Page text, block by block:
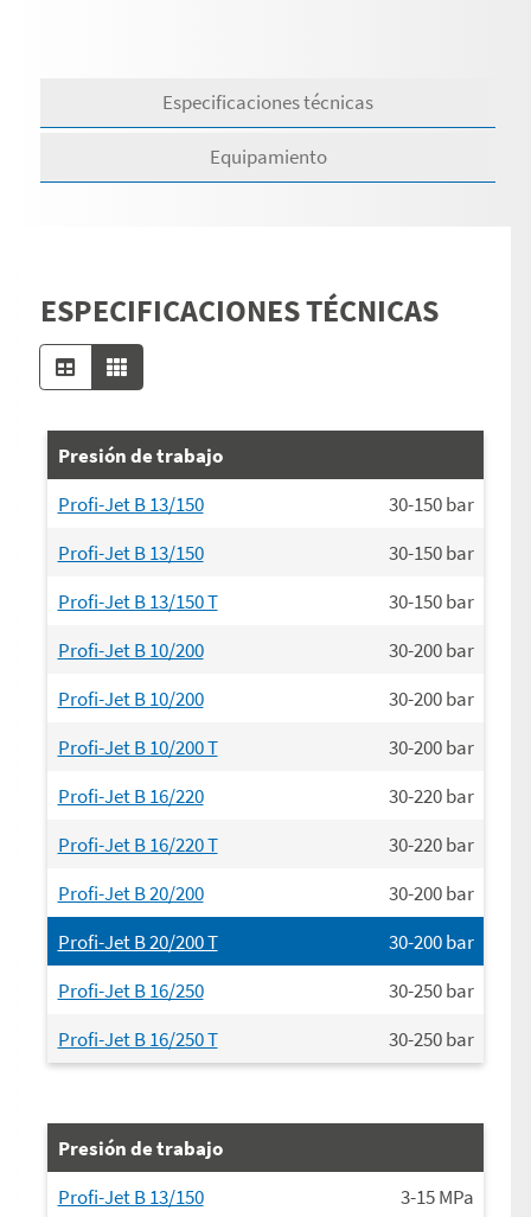
Especificaciones técnicas
Equipamiento
ESPECIFICACIONES TÉCNICAS
Presión de trabajo
Profi-Jet B 13/150
30-150bar
Profi-Jet B 13/150
30-150bar
Profi-Jet B 13/150 T
30-150bar
Profi-Jet B 10/200
30-200bar
Profi-Jet B 10/200
30-200bar
Profi-Jet B 10/200 T
30-200bar
Profi-Jet B 16/220
30-220bar
Profi-Jet B 16/220 T
30-220bar
Profi-Jet B 20/200
30-200bar
Profi-Jet B 20/200 T
30-200bar
Profi-Jet B 16/250
30-250bar
Profi-Jet B 16/250 T
30-250bar
Presión de trabajo
Profi-Jet B 13/150
3-15MPa